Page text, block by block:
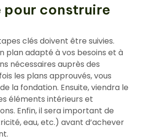
pour construire
clés doivent être suivies.
plan adapté à vos besoins et à
nécessaires auprès des
les plans approuvés, vous
la fondation. Ensuite, viendra le
éléments intérieurs et
Enfin, il sera important de
eau, etc.) avant d’achever